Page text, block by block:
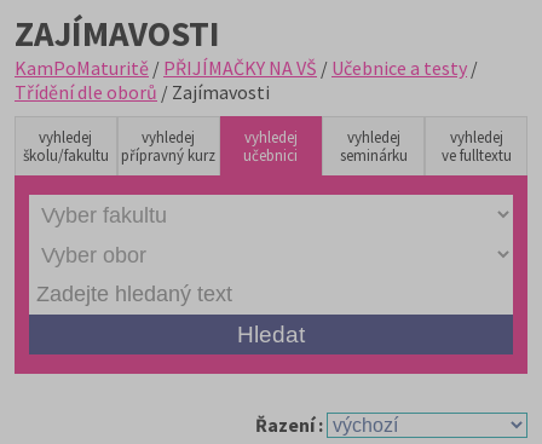
ZAJÍMAVOSTI
KamPoMaturitě / PŘIJÍMAČKY NA VŠ / Učebnice a testy /
Třídění dle oborů / Zajímavosti
vyhledej
školu/fakultu
vyhledej
přípravný kurz
vyhledej
učebnici
vyhledej
seminárku
vyhledej
ve fulltextu
Řazení :